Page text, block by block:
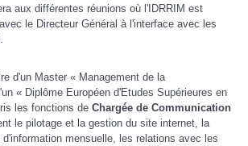
aux différentes réunions où l'IDRRIM est
le Directeur Général à l'interface avec les
d'un Master « Management de la
« Diplôme Européen d'Etudes Supérieures en
les fonctions de Chargée de Communication
le pilotage et la gestion du site internet, la
mensuelle, les relations avec les